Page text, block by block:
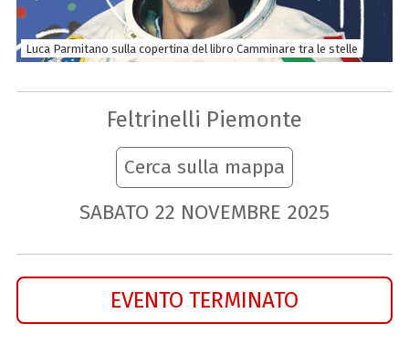
Luca Parmitano sulla copertina del libro Camminare tra le stelle
Feltrinelli Piemonte
Cerca sulla mappa
SABATO 22 NOVEMBRE 2025
EVENTO TERMINATO